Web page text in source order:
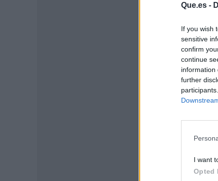
Que.es -
If you wish
sensitive
confirm
continue
information
further
I want
Opted